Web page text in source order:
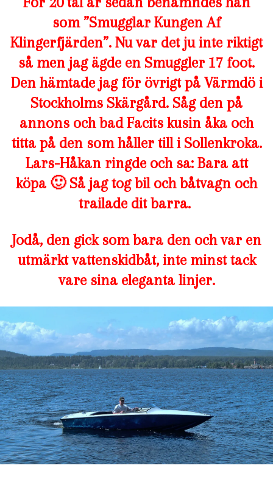
som ”Smugglar Kungen Af
Klingerfjärden”. Nu var det ju inte riktigt
så men jag ägde en Smuggler 17 foot.
Den hämtade jag för övrigt på Värmdö i
Stockholms Skärgård. Såg den på
annons och bad Facits kusin åka och
titta på den som håller till i Sollenkroka.
Lars-Håkan ringde och sa: Bara att
köpa 🙂 Så jag tog bil och båtvagn och
trailade dit barra.
Jodå, den gick som bara den och var en
utmärkt vattenskidbåt, inte minst tack
vare sina eleganta linjer.